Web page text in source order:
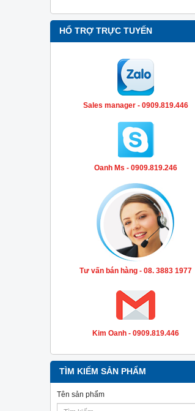
HỔ TRỢ TRỰC TUYẾN
Sales manager - 0909.819.446
Oanh Ms - 0909.819.246
Tư vấn bán hàng - 08. 3883 1977
Kim Oanh - 0909.819.446
TÌM KIẾM SẢN PHẨM
Tên sản phẩm